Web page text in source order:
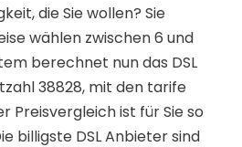
die Sie wollen? Sie
wählen zwischen 6 und
berechnet nun das DSL
38828, mit den tarife
Preisvergleich ist für Sie so
billigste DSL Anbieter sind